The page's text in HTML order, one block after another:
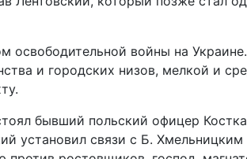
войны на
и городских низов, мелкой и
бывший польский офицер
связи с Б. Хмельницким